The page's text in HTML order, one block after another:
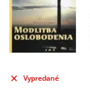
Vypredané